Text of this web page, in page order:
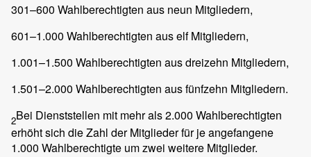
301–600 Wahlberechtigten aus neun Mitgliedern,
601–1.000 Wahlberechtigten aus elf Mitgliedern,
1.001–1.500 Wahlberechtigten aus dreizehn Mitgliedern,
1.501–2.000 Wahlberechtigten aus fünfzehn Mitgliedern.
2Bei Dienststellen mit mehr als 2.000 Wahlberechtigten
erhöht sich die Zahl der Mitglieder für je angefangene
1.000 Wahlberechtigte um zwei weitere Mitglieder.